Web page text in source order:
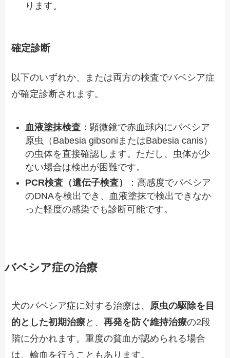
ります。
確定診断
以下のいずれか、または両方の検査でバベシア症
が確定診断されます。
血液塗抹検査 ：顕微鏡で赤血球内にバベシア
原虫（Babesia gibsoniまたはBabesia canis）
の虫体を直接確認します。ただし、虫体が少
ない場合は検出が困難です。
PCR検査（遺伝子検査）
：高感度でバベシア
のDNAを検出でき、血液塗抹で検出できなか
った軽度の感染でも診断可能です。
バベシア症の治療
犬のバベシア症に対する治療は、 原虫の駆除を目
的とした初期治療と、再発を防ぐ維持治療の2段
階に分かれます。重度の貧血が認められる場合
は、輸血を行うこともあります。